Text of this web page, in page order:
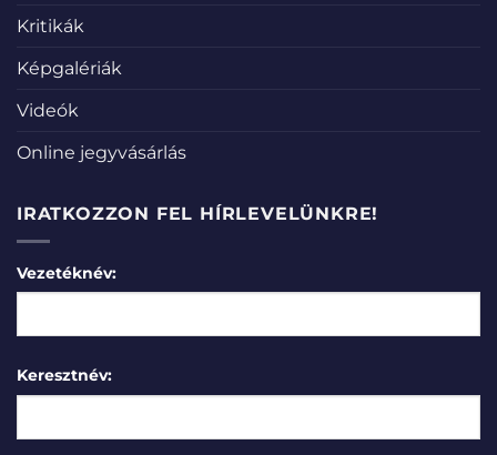
Kritikák
Képgalériák
Videók
Online jegyvásárlás
IRATKOZZON FEL HÍRLEVELÜNKRE!
Vezetéknév:
Keresztnév: